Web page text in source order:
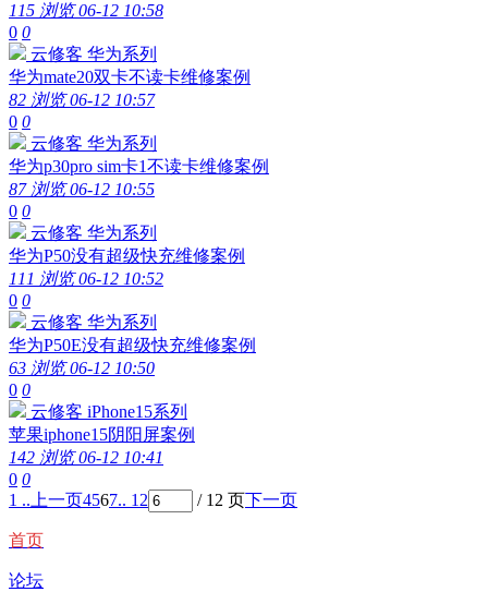
115 浏览 06-12 10:58
0 0
云修客 华为系列
华为mate20双卡不读卡维修案例
82 浏览 06-12 10:57
0 0
云修客 华为系列
华为p30pro sim卡1不读卡维修案例
87 浏览 06-12 10:55
0 0
云修客 华为系列
华为P50没有超级快充维修案例
111 浏览 06-12 10:52
0 0
云修客 华为系列
华为P50E没有超级快充维修案例
63 浏览 06-12 10:50
0 0
云修客 iPhone15系列
苹果iphone15阴阳屏案例
142 浏览 06-12 10:41
0 0
1 ..上一页4567.. 12 / 12 页下一页
首页
论坛